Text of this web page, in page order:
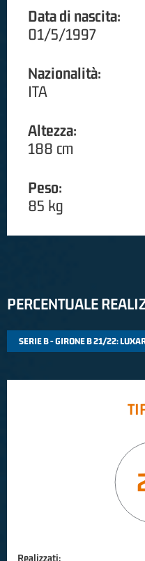
Data di nascita:
01/5/1997
Nazionalità:
ITA
Altezza:
188 cm
Peso:
85 kg
PERCENTUALE
Realizzati: